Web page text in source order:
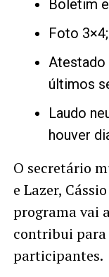
Boletim
Foto 3×4;
Atestado
últimos
Laudo
houver
O secretário
e Lazer,
programa vai
contribui para
participantes.